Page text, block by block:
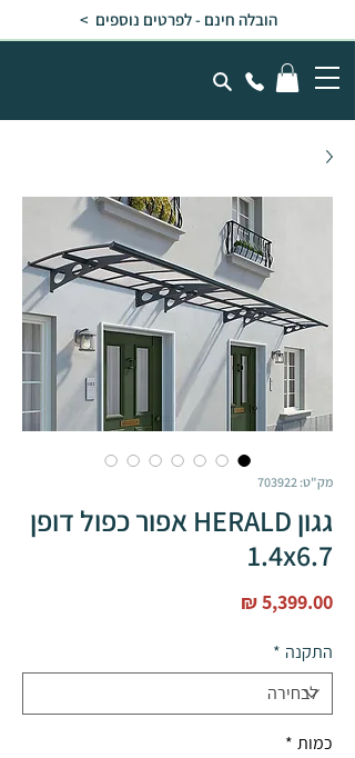
הובלה חינם - לפרטים נוספים >
מק"ט: 703922
גגון HERALD אפור כפול דופן
1.4x6.7
התקנה *
כמות *